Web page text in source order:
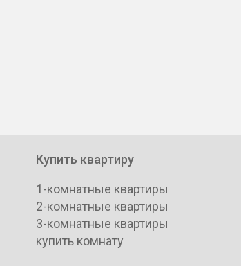
Купить квартиру
1-комнатные квартиры
2-комнатные квартиры
3-комнатные квартиры
купить комнату